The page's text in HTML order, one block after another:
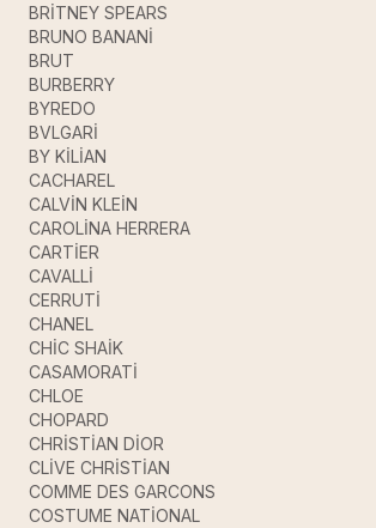
BRİTNEY SPEARS
BRUNO BANANİ
BRUT
BURBERRY
BYREDO
BVLGARİ
BY KİLİAN
CACHAREL
CALVİN KLEİN
CAROLİNA HERRERA
CARTİER
CAVALLİ
CERRUTİ
CHANEL
CHİC SHAİK
CASAMORATİ
CHLOE
CHOPARD
CHRİSTİAN DİOR
CLİVE CHRİSTİAN
COMME DES GARCONS
COSTUME NATİONAL